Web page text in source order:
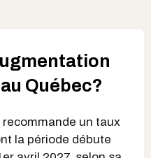
Québec?
recommande un taux
la période débute